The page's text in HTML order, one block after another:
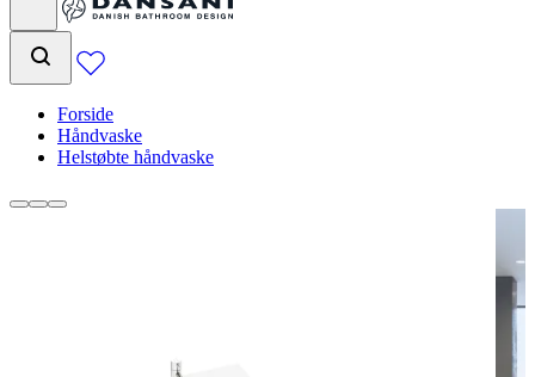
Forside
Håndvaske
Helstøbte håndvaske